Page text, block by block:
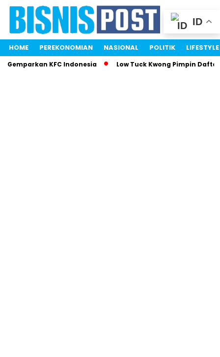
HOME PEREKONOMIAN NASIONAL POLITIK LIFESTYLE
Gemparkan KFC Indonesia Low Tuck Kwong Pimpin
ID